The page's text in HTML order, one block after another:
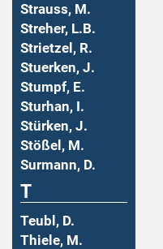
Strauss, M.
Streher, L.B.
Strietzel, R.
Stuerken, J.
Stumpf, E.
Sturhan, I.
Stürken, J.
Stößel, M.
Surmann, D.
T
Teubl, D.
Thiele, M.